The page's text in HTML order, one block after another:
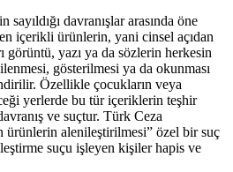
davranışlar arasında öne
içerikli ürünlerin, yani cinsel açıdan
görüntü, yazı ya da sözlerin herkesin
gösterilmesi ya da okunması
Özellikle çocukların veya
yerlerde bu tür içeriklerin teşhir
ve suçtur. Türk Ceza
ürünlerin alenileştirilmesi” özel bir suç
suçu işleyen kişiler hapis ve